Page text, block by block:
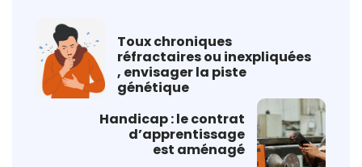
Toux chroniques
réfractaires ou inexpliquées
, envisager la piste
génétique
Handicap : le contrat
d’apprentissage
est aménagé